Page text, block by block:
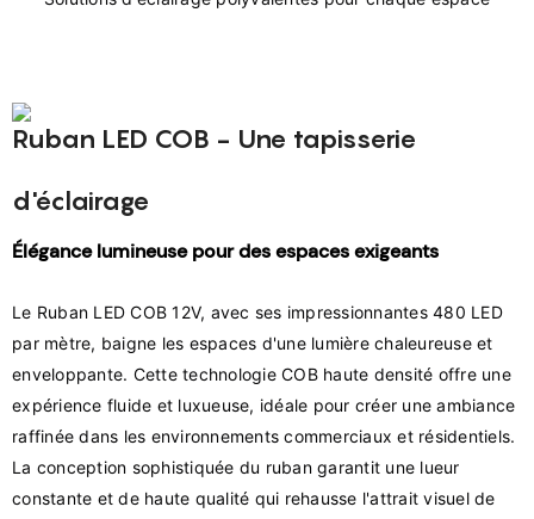
Ruban LED COB - Une tapisserie
d'éclairage
Élégance lumineuse pour des espaces exigeants
Le Ruban LED COB 12V, avec ses impressionnantes 480 LED
par mètre, baigne les espaces d'une lumière chaleureuse et
enveloppante. Cette technologie COB haute densité offre une
expérience fluide et luxueuse, idéale pour créer une ambiance
raffinée dans les environnements commerciaux et résidentiels.
La conception sophistiquée du ruban garantit une lueur
constante et de haute qualité qui rehausse l'attrait visuel de